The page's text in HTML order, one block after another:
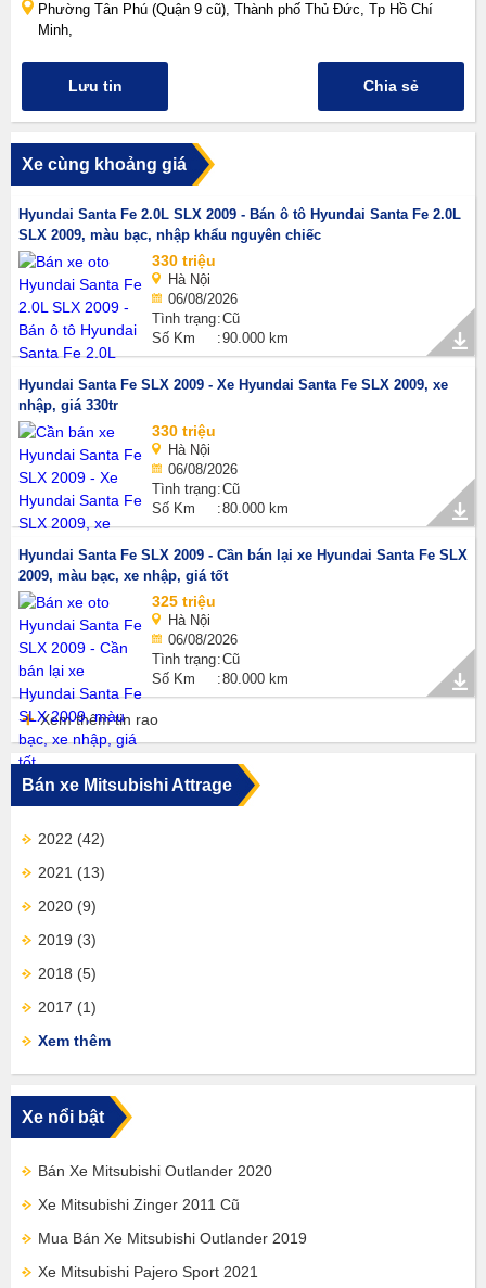
Phường Tân Phú (Quận 9 cũ), Thành phố Thủ Đức, Tp Hồ Chí
Minh,
Lưu tin Chia sẻ
Xe cùng khoảng giá
Hyundai Santa Fe 2.0L SLX 2009 - Bán ô tô Hyundai Santa Fe 2.0L
SLX 2009, màu bạc, nhập khẩu nguyên chiếc
330 triệu
Hà Nội
06/08/2026
Tình trạng Cũ
Số Km
90.000 km
Hyundai Santa Fe SLX 2009 - Xe Hyundai Santa Fe SLX 2009, xe
nhập, giá 330tr
330 triệu
Hà Nội
06/08/2026
Tình trạng Cũ
Số Km
80.000 km
Hyundai Santa Fe SLX 2009 - Cần bán lại xe Hyundai Santa Fe SLX
2009, màu bạc, xe nhập, giá tốt
325 triệu
Hà Nội
06/08/2026
Tình trạng Cũ
Số Km
80.000 km
Xem thêm tin rao
Bán xe Mitsubishi Attrage
2022 (42)
2021 (13)
2020 (9)
2019 (3)
2018 (5)
2017 (1)
Xem thêm
Xe nổi bật
Bán Xe Mitsubishi Outlander 2020
Xe Mitsubishi Zinger 2011 Cũ
Mua Bán Xe Mitsubishi Outlander 2019
Xe Mitsubishi Pajero Sport 2021